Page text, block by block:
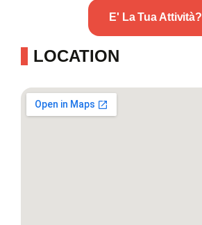
E' La Tua Attività?
LOCATION